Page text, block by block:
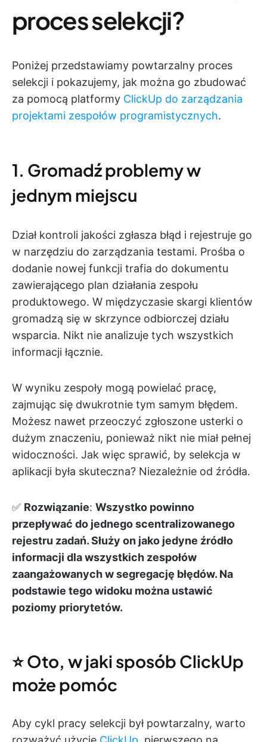
proces selekcji?
Poniżej przedstawiamy powtarzalny proces
selekcji i pokazujemy, jak można go zbudować
za pomocą platformy ClickUp do zarządzania
projektami zespołów programistycznych.
1. Gromadź problemy w
jednym miejscu
Dział kontroli jakości zgłasza błąd i rejestruje go
w narzędziu do zarządzania testami. Prośba o
dodanie nowej funkcji trafia do dokumentu
zawierającego plan działania zespołu
produktowego. W międzyczasie skargi klientów
gromadzą się w skrzynce odbiorczej działu
wsparcia. Nikt nie analizuje tych wszystkich
informacji łącznie.
W wyniku zespoły mogą powielać pracę,
zajmując się dwukrotnie tym samym błędem.
Możesz nawet przeoczyć zgłoszone usterki o
dużym znaczeniu, ponieważ nikt nie miał pełnej
widoczności. Jak więc sprawić, by selekcja w
aplikacji była skuteczna? Niezależnie od źródła.
✅ Rozwiązanie: Wszystko powinno
przepływać do jednego scentralizowanego
rejestru zadań. Służy on jako jedyne źródło
informacji dla wszystkich zespołów
zaangażowanych w segregację błędów. Na
podstawie tego widoku można ustawić
poziomy priorytetów.
⭐️ Oto, w jaki sposób ClickUp
może pomóc
Aby cykl pracy selekcji był powtarzalny, warto